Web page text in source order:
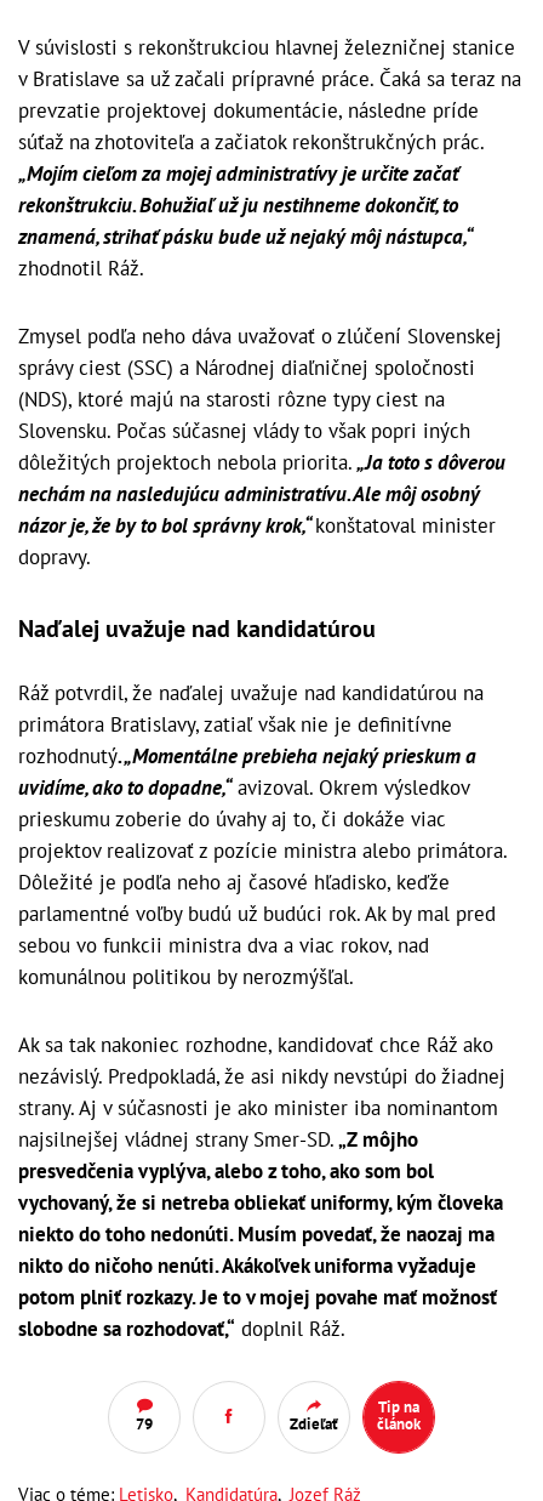
V súvislosti s rekonštrukciou hlavnej železničnej stanice
v Bratislave sa už začali prípravné práce. Čaká sa teraz na
prevzatie projektovej dokumentácie, následne príde
súťaž na zhotoviteľa a začiatok rekonštrukčných prác.
„Mojím cieľom za mojej administratívy je určite začať
rekonštrukciu. Bohužiaľ už ju nestihneme dokončiť, to
znamená, strihať pásku bude už nejaký môj nástupca,“
zhodnotil Ráž.
Zmysel podľa neho dáva uvažovať o zlúčení Slovenskej
správy ciest (SSC) a Národnej diaľničnej spoločnosti
(NDS), ktoré majú na starosti rôzne typy ciest na
Slovensku. Počas súčasnej vlády to však popri iných
dôležitých projektoch nebola priorita.„Ja toto s dôverou
nechám na nasledujúcu administratívu. Ale môj osobný
názor je, že by to bol správny krok,“konštatoval minister
dopravy.
Naďalej uvažuje nad kandidatúrou
Ráž potvrdil, že naďalej uvažuje nad kandidatúrou na
primátora Bratislavy, zatiaľ však nie je definitívne
rozhodnutý. „Momentálne prebieha nejaký prieskum a
uvidíme, ako to dopadne,“avizoval. Okrem výsledkov
prieskumu zoberie do úvahy aj to, či dokáže viac
projektov realizovať z pozície ministra alebo primátora.
Dôležité je podľa neho aj časové hľadisko, keďže
parlamentné voľby budú už budúci rok. Ak by mal pred
sebou vo funkcii ministra dva a viac rokov, nad
komunálnou politikou by nerozmýšľal.
Ak sa tak nakoniec rozhodne, kandidovať chce Ráž ako
nezávislý. Predpokladá, že asi nikdy nevstúpi do žiadnej
strany. Aj v súčasnosti je ako minister iba nominantom
najsilnejšej vládnej strany Smer-SD.„Z môjho
presvedčenia vyplýva, alebo z toho, ako som bol
vychovaný, že si netreba obliekať uniformy, kým človeka
niekto do toho nedonúti. Musím povedať, že naozaj ma
nikto do ničoho nenúti. Akákoľvek uniforma vyžaduje
potom plniť rozkazy. Je to v mojej povahe mať možnosť
slobodne sa rozhodovať,“ doplnil Ráž.
79 Zdieľať
Tip na
článok
Viac o téme: Letisko, Kandidatúra, Jozef Ráž